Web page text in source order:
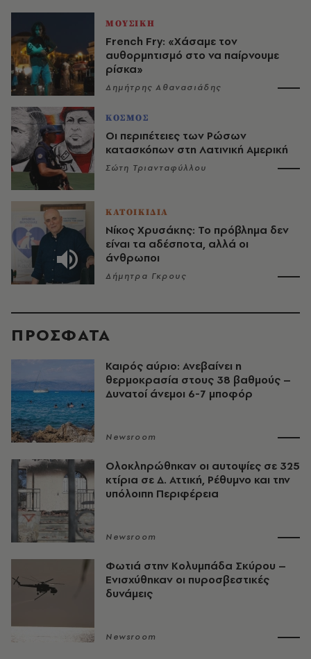
ΜΟΥΣΙΚΗ
French Fry: «Χάσαμε τον
αυθορμητισμό στο να παίρνουμε
ρίσκα»
Δημήτρης Αθανασιάδης
ΚΟΣΜΟΣ
Οι περιπέτειες των Ρώσων
κατασκόπων στη Λατινική Αμερική
Σώτη Τριανταφύλλου
ΚΑΤΟΙΚΙΔΙΑ
Νίκος Χρυσάκης: Το πρόβλημα δεν
είναι τα αδέσποτα, αλλά οι
άνθρωποι
Δήμητρα Γκρους
ΠΡΟΣΦΑΤΑ
Καιρός αύριο: Ανεβαίνει η
θερμοκρασία στους 38 βαθμούς –
Δυνατοί άνεμοι 6-7 μποφόρ
Newsroom
Ολοκληρώθηκαν οι αυτοψίες σε 325
κτίρια σε Δ. Αττική, Ρέθυμνο και την
υπόλοιπη Περιφέρεια
Newsroom
Φωτιά στην Κολυμπάδα Σκύρου –
Ενισχύθηκαν οι πυροσβεστικές
δυνάμεις
Newsroom